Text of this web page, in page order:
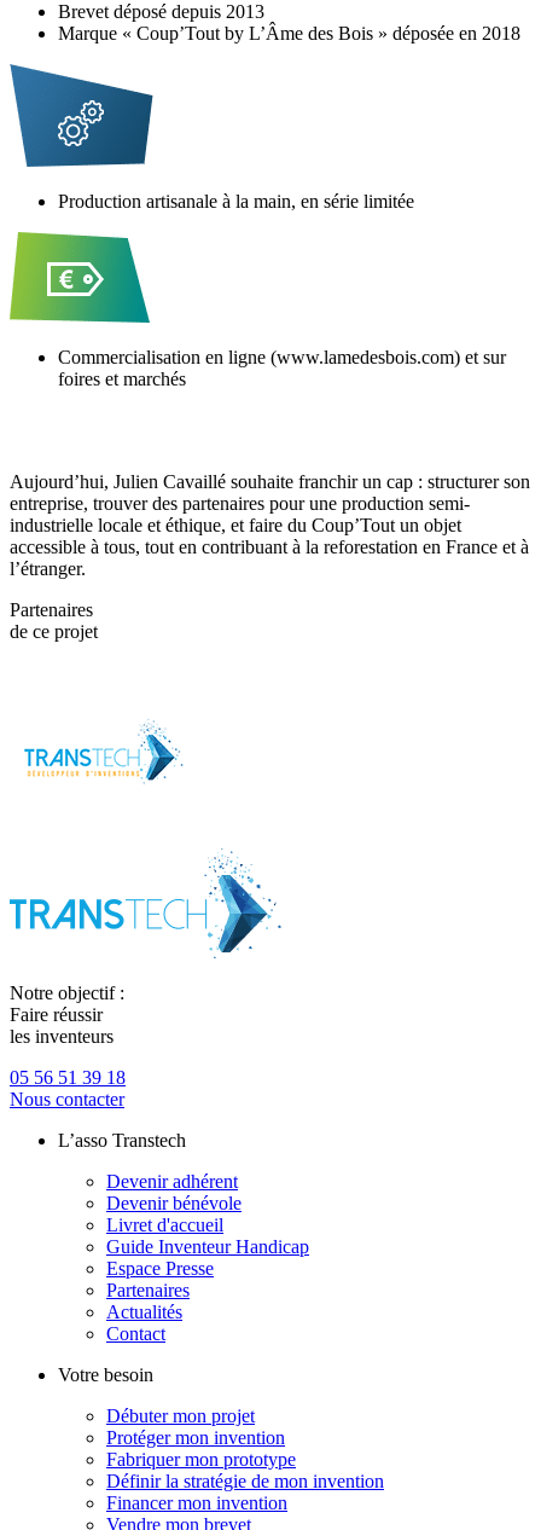
Brevet déposé depuis 2013
Marque « Coup’Tout by L’Âme des Bois » déposée en 2018
Production artisanale à la main, en série limitée
Commercialisation en ligne (www.lamedesbois.com) et sur
foires et marchés
Aujourd’hui, Julien Cavaillé souhaite franchir un cap : structurer son
entreprise, trouver des partenaires pour une production semi-
industrielle locale et éthique, et faire du Coup’Tout un objet
accessible à tous, tout en contribuant à la reforestation en France et à
l’étranger.
Partenaires
de ce projet
Notre objectif :
Faire réussir
les inventeurs
05 56 51 39 18
Nous contacter
L’asso Transtech
Devenir adhérent
Devenir bénévole
Livret d'accueil
Guide Inventeur Handicap
Espace Presse
Partenaires
Actualités
Contact
Votre besoin
Débuter mon projet
Protéger mon invention
Fabriquer mon prototype
Définir la stratégie de mon invention
Financer mon invention
Vendre mon brevet